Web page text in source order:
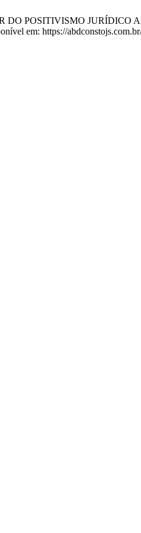
DO POSITIVISMO
em: https://